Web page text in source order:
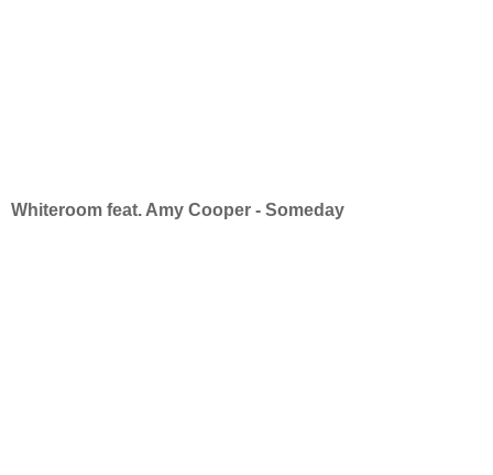
Whiteroom feat. Amy Cooper - Someday